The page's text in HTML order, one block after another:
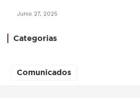
Junio 27, 2025
Categorias
Comunicados